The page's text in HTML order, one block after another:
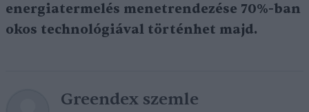
energiatermelés menetrendezése 70%-ban
okos technológiával történhet majd.
Greendex szemle